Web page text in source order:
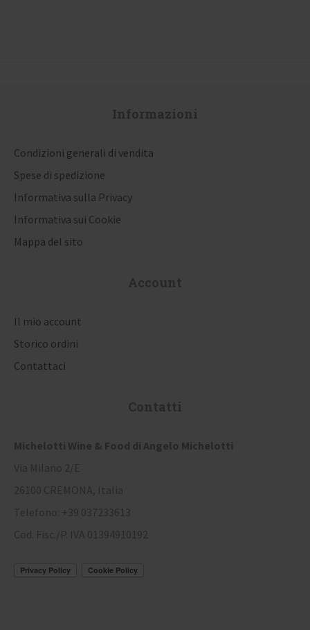
a
r
t
i
l
i
Informazioni
Condizioni generali di vendita
Spese di spedizione
Informativa sulla Privacy
Informativa sui Cookie
Mappa del sito
Account
Il mio account
Storico ordini
Contattaci
Contatti
Michelotti Wine & Food di Angelo Michelotti
Via Milano 2/E
26100 CREMONA, Italia
Telefono: +39 037233613
Cod. Fisc./P. IVA 01394910192